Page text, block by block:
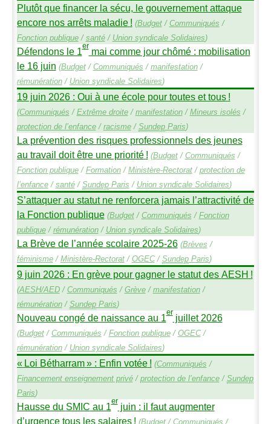
Plutôt que financer la sécu, le gouvernement attaque
encore nos arrêts maladie ! (Budget/ Communiqués /
Fonction publique/ santé/ Union syndicale Solidaires)
Défendons le 1ermai comme jour chômé : mobilisation
le 16 juin (Budget/ Communiqués / manifestation/
rémunération/ Union syndicale Solidaires)
19 juin 2026 : Oui à une école pour toutes et tous !
(Communiqués / Extrême droite/ manifestation/ Mineurs isolés /
protection de l’enfance/ racisme/ SundepParis)
La prévention des risques professionnels des jeunes
au travail doit être une priorité ! (Budget/ Communiqués /
Fonction publique/ Formation/ Ministère-Rectorat/ protection de
l’enfance/ santé/ SundepParis / Union syndicale Solidaires)
S’attaquer au statut ne renforcera jamais l’attractivité de
la Fonction publique (Budget/ Communiqués / Fonction
publique/ rémunération/ Union syndicale Solidaires)
La Brève de l’année scolaire 2025-26 (Brèves /
féminisme/ Ministère-Rectorat/ OGEC/ SundepParis)
9 juin 2026 : En grève pour gagner le statut des AESH !
(AESH/AED/ Communiqués / Grève/ manifestation/
rémunération/ SundepParis)
Nouveau congé de naissance au 1erjuillet 2026
(Budget/ Communiqués / Fonction publique/ OGEC/
rémunération/ Union syndicale Solidaires)
« Loi Bétharram» : Enfin votée ! (Communiqués /
Financement enseignement privé/ protection de l’enfance/ Sundep
Paris)
Hausse du SMIC au 1erjuin : il faut augmenter
d’urgence tous les salaires ! (Budget/ Communiqués /